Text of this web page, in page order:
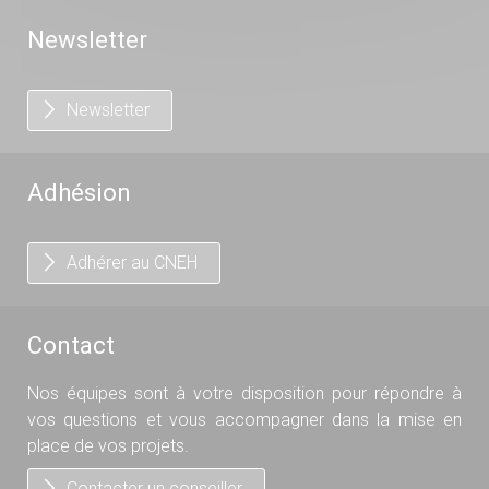
Newsletter
Newsletter
Adhésion
Adhérer au CNEH
Contact
Nos équipes sont à votre disposition pour répondre à
vos questions et vous accompagner dans la mise en
place de vos projets.